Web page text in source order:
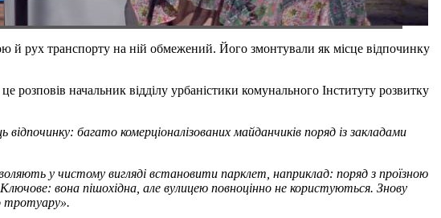
й рух транспорту на ній обмежений. Його змонтували як місце відпочинку
начальник відділу урбаністики комунального Інституту розвитку
багато комерціоналізованих майданчиків поряд із закладами
у чистому вигляді встановити парклет, наприклад: поряд з проїзною
вона пішохідна, але вулицею повноцінно не користуються. Знову
тротуару».